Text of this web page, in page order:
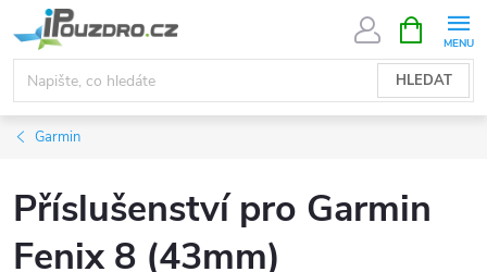
na
obsah
HLEDAT
NÁKUPNÍ
KOŠÍK
Garmin
Příslušenství pro Garmin
Fenix 8 (43mm)